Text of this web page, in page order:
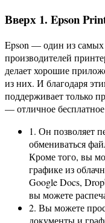
Вверх 1. Epson
Epson — один из
производителей
делает хорошие
из них. И благодаря
поддерживает только
— отличное
1. Он позволяет
обмениваться
Кроме того, вы
графике из
Google Docs,
вы можете
2. Вы можете
документы и